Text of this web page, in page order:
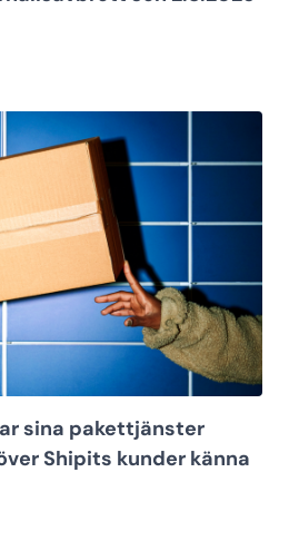
sina pakettjänster
Shipits kunder känna